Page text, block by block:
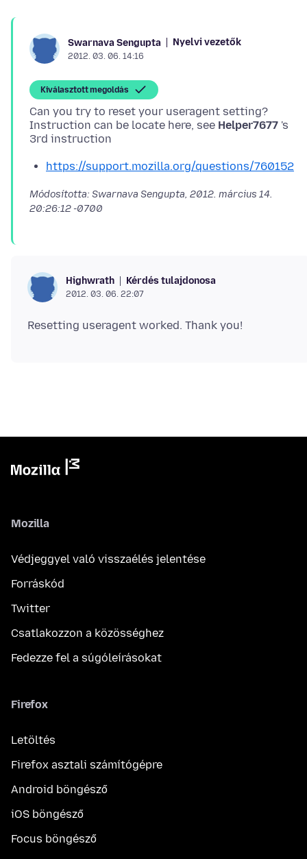
Swarnava Sengupta Nyelvi vezetők
2012. 03. 06. 14:16
Kiválasztott megoldás
Can you try to reset your useragent setting?
Instruction can be locate here, see Helper7677 's
https://support.mozilla.org/questions/760152
Módosította: Swarnava Sengupta, 2012. március 14.
20:26:12 -0700
Highwrath Kérdés tulajdonosa
2012. 03. 06. 22:07
Mozilla
Védjeggyel való visszaélés jelentése
Forráskód
Twitter
Csatlakozzon a közösséghez
Fedezze fel a súgóleírásokat
Firefox
Letöltés
Firefox asztali számítógépre
Android böngésző
iOS böngésző
Focus böngésző